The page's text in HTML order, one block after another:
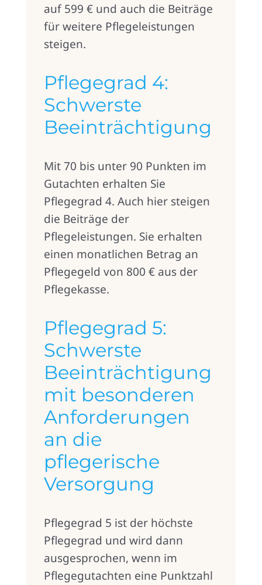
auf 599 € und auch die Beiträge
für weitere Pflegeleistungen
steigen.
Pflegegrad 4:
Schwerste
Beeinträchtigung
Mit 70 bis unter 90 Punkten im
Gutachten erhalten Sie
Pflegegrad 4. Auch hier steigen
die Beiträge der
Pflegeleistungen. Sie erhalten
einen monatlichen Betrag an
Pflegegeld von 800 € aus der
Pflegekasse.
Pflegegrad 5:
Schwerste
Beeinträchtigung
mit besonderen
Anforderungen
an die
pflegerische
Versorgung
Pflegegrad 5 ist der höchste
Pflegegrad und wird dann
ausgesprochen, wenn im
Pflegegutachten eine Punktzahl